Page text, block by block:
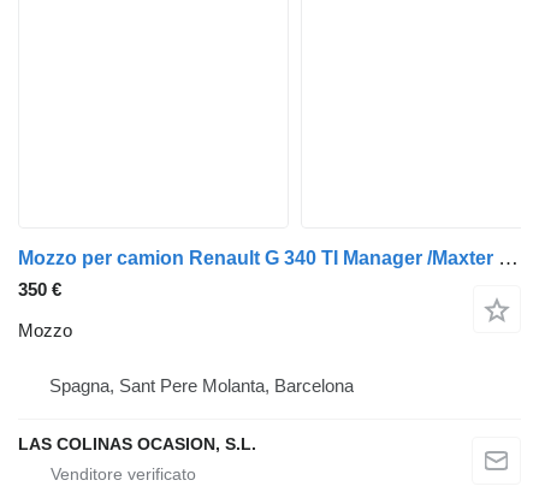
Mozzo per camion Renault G 340 TI Manager /Maxter E1/E2
350 €
Mozzo
Spagna, Sant Pere Molanta, Barcelona
LAS COLINAS OCASION, S.L.